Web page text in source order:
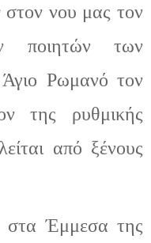
στον νου μας τον
ποιητών των
Ρωμανό τον
της ρυθμικής
από ξένους
στα Έμμεσα της